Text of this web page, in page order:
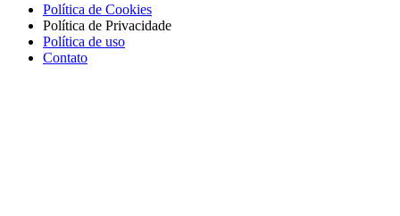
Política de Cookies
Política de Privacidade
Política de uso
Contato